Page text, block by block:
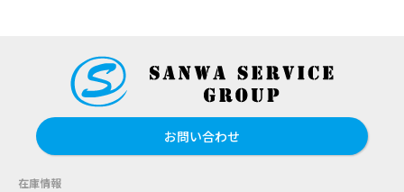
お問い合わせ
在庫情報